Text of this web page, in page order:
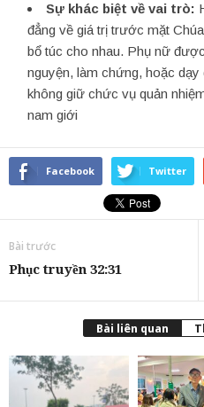
Sự khác biệt về vai trò:
đẳng về giá trị trước mặt
bổ túc cho nhau. Phụ nữ
nguyện, làm chứng, hoặc
không giữ chức vụ quản
nam giới
Facebook Twitter
Bài trước
Phục truyền 32:31
Bài liên quan